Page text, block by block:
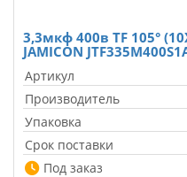
3,3мкф 400в TF 105°
JAMICON
Артикул
Производитель
Упаковка
Срок поставки
Под заказ